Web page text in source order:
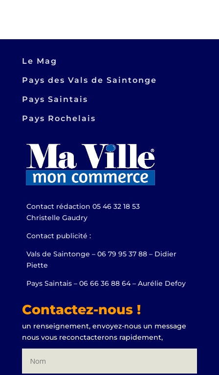
Le Mag
Pays des Vals de Saintonge
Pays Saintais
Pays Rochelais
Contact rédaction 05 46 32 18 53
Christelle Gaudry
Contact publicité :
Vals de Saintonge – 06 79 95 37 88 – Didier
Piette
Pays Saintais – 06 66 36 88 64 – Aurélie Defoy
Contactez-nous !
un renseignement, envoyez-nous un message
nous vous reconctacterons rapidement,